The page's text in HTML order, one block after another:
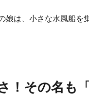
娘は、小さな水風船を
！その名も